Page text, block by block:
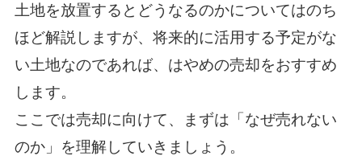
土地を放置するとどうなるのかについてはのち
ほど解説しますが、将来的に活用する予定がな
い土地なのであれば、はやめの売却をおすすめ
します。
ここでは売却に向けて、まずは「なぜ売れない
のか」を理解していきましょう。